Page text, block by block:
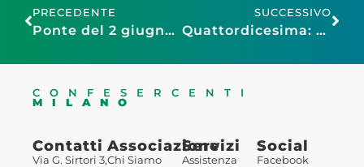
PRECEDENTE
Ponte del 2 giugno: Assoturismo Confesercenti-CST, prenotazioni in crescita per le strutture ricettive, previste 10 milioni di presenze
SUCCESSIVO
Quattordicesima: Confesercenti-Ipsos, in arrivo 12,4 miliardi. Il 55% la userà anche per le vacanze, ma crescono risparmio e pagamenti arretrati
CONFESERCENTI
MILANO
Contatti
Via G. Sirtori 3,
Associazione
Chi Siamo
Servizi
Assistenza
Social
Facebook